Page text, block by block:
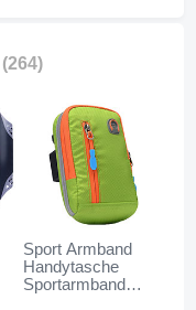
(264)
Sport Armband
Handytasche
Sportarmband